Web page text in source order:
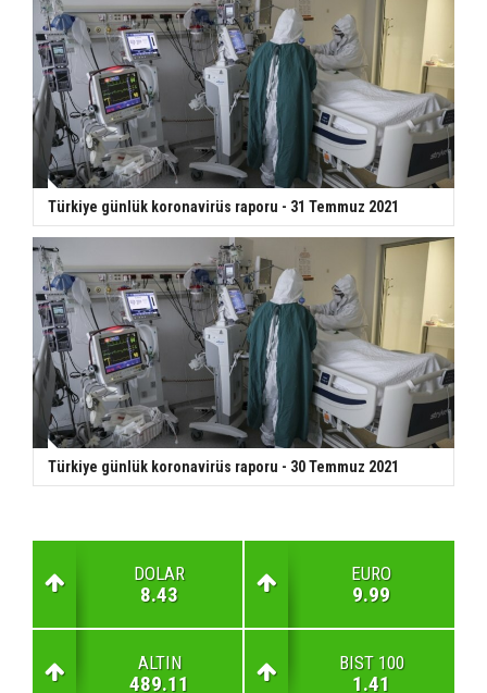
Türkiye günlük koronavirüs raporu - 31 Temmuz 2021
Türkiye günlük koronavirüs raporu - 30 Temmuz 2021
DOLAR
8.43
EURO
9.99
ALTIN
489.11
BIST 100
1.41